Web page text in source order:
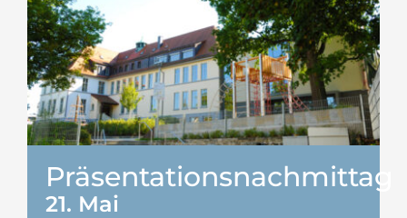
Präsentationsnachmittag
21. Mai